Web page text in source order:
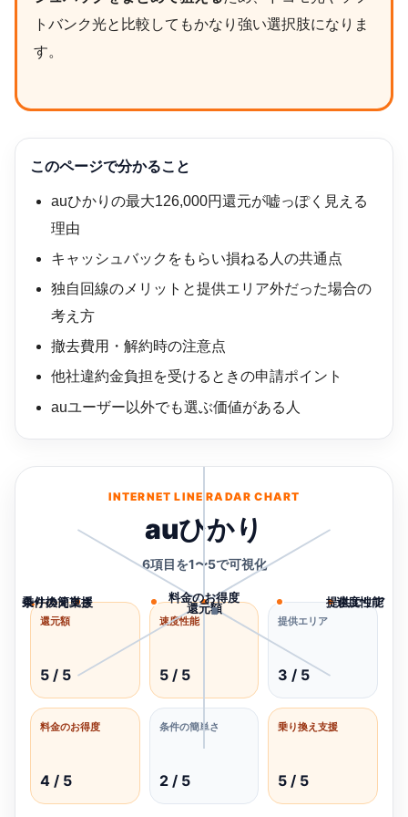
トバンク光と比較してもかなり強い選択肢になりま
す。
このページで分かること
auひかりの最大126,000円還元が嘘っぽく見える
理由
キャッシュバックをもらい損ねる人の共通点
独自回線のメリットと提供エリア外だった場合の
考え方
撤去費用・解約時の注意点
他社違約金負担を受けるときの申請ポイント
auユーザー以外でも選ぶ価値がある人
INTERNET LINE RADAR CHART
auひかり
6項目を1〜5で可視化
還元額 速度性能
提供エリア
料金のお得度
条件の簡単さ
乗り換え支援
1
2
3
4
5
還元額
5 / 5
速度性能
5 / 5
提供エリア
3 / 5
料金のお得度
4 / 5
条件の簡単さ
2 / 5
乗り換え支援
5 / 5